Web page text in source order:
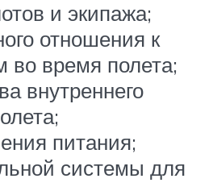
и экипажа;
отношения к
во время полета;
внутреннего
питания;
системы для